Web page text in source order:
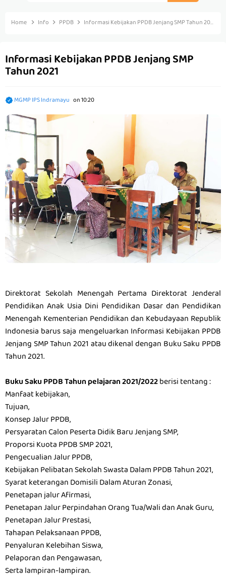
Home Info PPDB Informasi Kebijakan PPDB Jenjang SMP Tahun 2021
Informasi Kebijakan PPDB Jenjang SMP
Tahun 2021
MGMP IPS Indramayu on10:20
Direktorat Sekolah Menengah Pertama Direktorat Jenderal
Pendidikan Anak Usia Dini Pendidikan Dasar dan Pendidikan
Menengah Kementerian Pendidikan dan Kebudayaan Republik
Indonesia barus saja mengeluarkan Informasi Kebijakan PPDB
Jenjang SMP Tahun 2021 atau dikenal dengan Buku Saku PPDB
Tahun 2021.
Buku Saku PPDB Tahun pelajaran 2021/2022berisi tentang :
Manfaat kebijakan,
Tujuan,
Konsep Jalur PPDB,
Persyaratan Calon Peserta Didik Baru Jenjang SMP,
Proporsi Kuota PPDB SMP 2021,
Pengecualian Jalur PPDB,
Kebijakan Pelibatan Sekolah Swasta Dalam PPDB Tahun 2021,
Syarat keterangan Domisili Dalam Aturan Zonasi,
Penetapan jalur Afirmasi,
Penetapan Jalur Perpindahan Orang Tua/Wali dan Anak Guru,
Penetapan Jalur Prestasi,
Tahapan Pelaksanaan PPDB,
Penyaluran Kelebihan Siswa,
Pelaporan dan Pengawasan,
Serta lampiran-lampiran.